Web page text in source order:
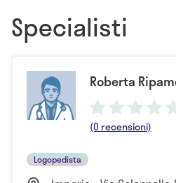
Specialisti
Roberta
(0 recensioni)
Logopedista